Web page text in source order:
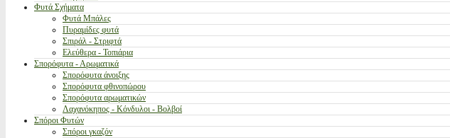
Φυτά Σχήματα
Φυτά Μπάλες
Πυραμίδες φυτά
Σπιράλ - Στριφτά
Ελεύθερα - Τοπιάρια
Σπορόφυτα - Αρωματικά
Σπορόφυτα άνοιξης
Σπορόφυτα φθινοπώρου
Σπορόφυτα αρωματικών
Λαχανόκηπος - Κόνδυλοι - Βολβοί
Σπόροι Φυτών
Σπόροι γκαζόν